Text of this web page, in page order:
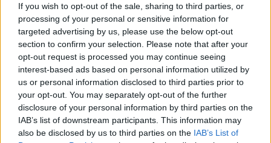
If you wish to opt-out of the sale, sharing to third parties, or
processing of your personal or sensitive information for
targeted advertising by us, please use the below opt-out
section to confirm your selection. Please note that after your
opt-out request is processed you may continue seeing
interest-based ads based on personal information utilized by
us or personal information disclosed to third parties prior to
your opt-out. You may separately opt-out of the further
disclosure of your personal information by third parties on the
IAB’s list of downstream participants. This information may
also be disclosed by us to third parties on the IAB’s List of
Opozorilo:Po 297. členu Kazenskega zakonika je
posameznik kazensko odgovoren za javno spodbujanje
sovraštva, nasilja ali nestrpnosti. Komentarji z žaljivimi,
rasističnimi, diskriminatornimi ali nezakonitimi vsebinami bodo
odstranjeni. Pravila komentiranja →
Failed to fetch